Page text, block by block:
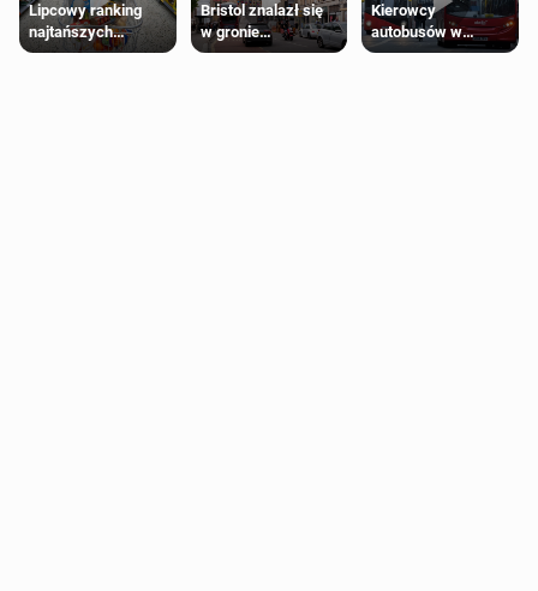
Lipcowy ranking
najtańszych
supermarketów
Bristol znalazł się
w gronie
najlepszych
Kierowcy
autobusów w
Londynie